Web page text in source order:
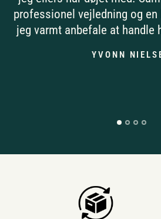
professionel vejledning og
jeg varmt anbefale at handle
YVONN